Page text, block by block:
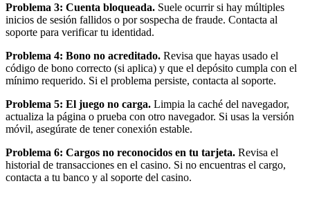
Problema 3: Cuenta bloqueada. Suele ocurrir si hay múltiples
inicios de sesión fallidos o por sospecha de fraude. Contacta al
soporte para verificar tu identidad.
Problema 4: Bono no acreditado. Revisa que hayas usado el
código de bono correcto (si aplica) y que el depósito cumpla con el
mínimo requerido. Si el problema persiste, contacta al soporte.
Problema 5: El juego no carga. Limpia la caché del navegador,
actualiza la página o prueba con otro navegador. Si usas la versión
móvil, asegúrate de tener conexión estable.
Problema 6: Cargos no reconocidos en tu tarjeta. Revisa el
historial de transacciones en el casino. Si no encuentras el cargo,
contacta a tu banco y al soporte del casino.